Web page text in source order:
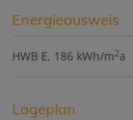
Energieausweis
HWB E, 186 kWh/m2a
Lageplan